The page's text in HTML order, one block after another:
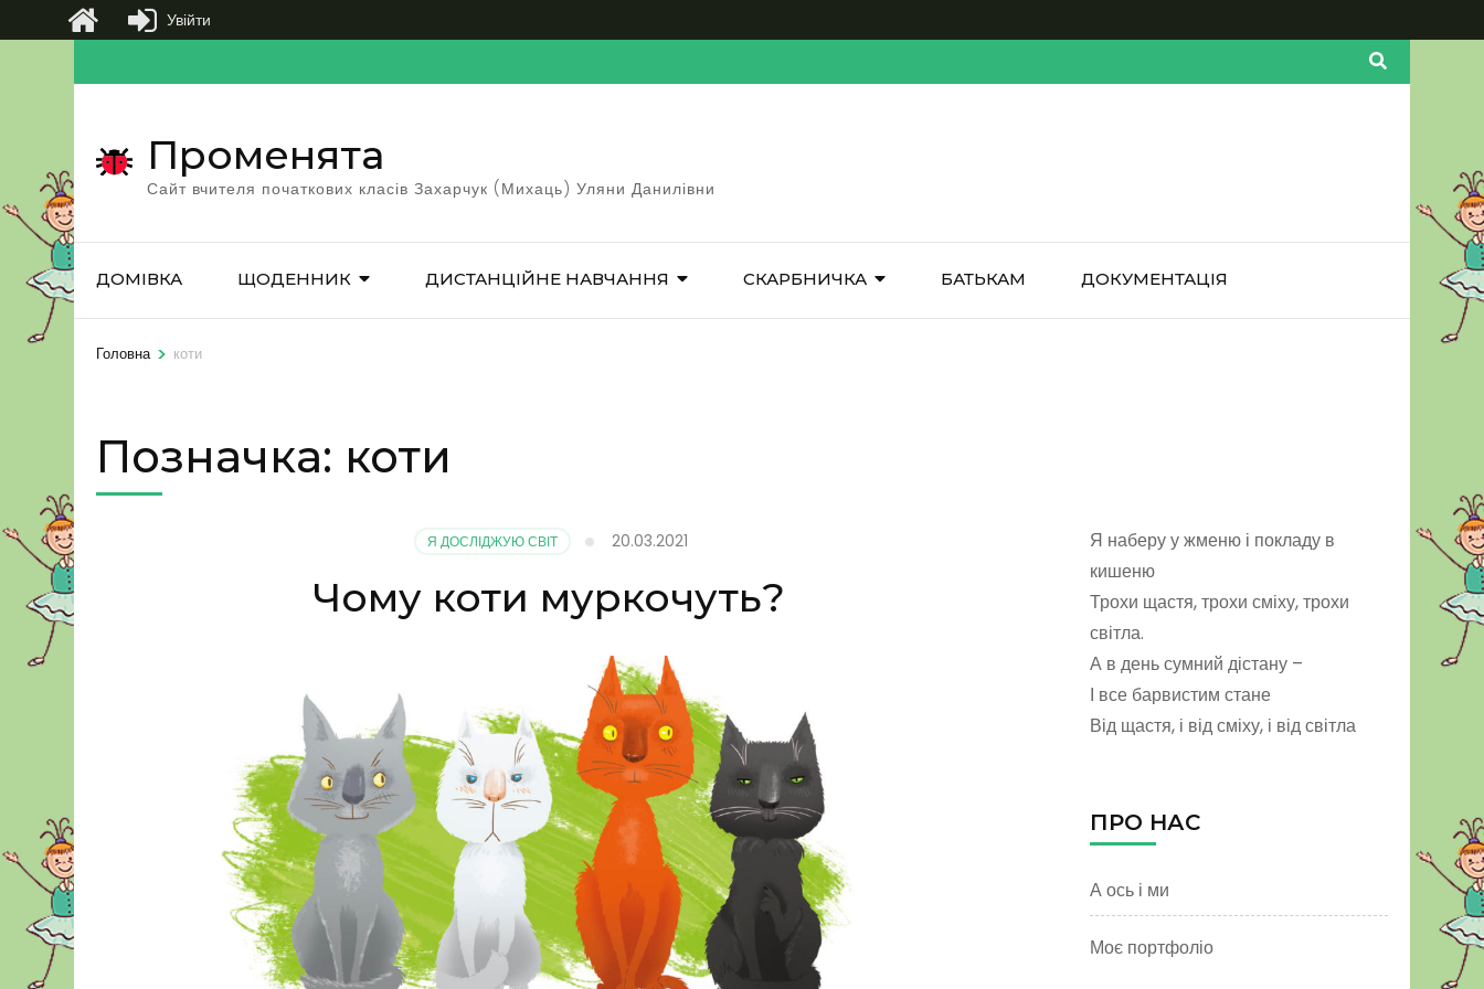
до
(натисніть
Enter)
Променята
Сайт вчителя початкових класів Захарчук (Михаць) Уляни Данилівни
ДОМІВКА ЩОДЕННИК ДИСТАНЦІЙНЕ НАВЧАННЯ СКАРБНИЧКА БАТЬКАМ ДОКУМЕНТАЦІЯ
Головна > коти
Позначка: коти
Я ДОСЛІДЖУЮ СВІТ 20.03.2021
Чому коти муркочуть?
Я наберу у жменю і покладу в
кишеню
Трохи щастя, трохи сміху, трохи
світла.
А в день сумний дістану –
І все барвистим стане
Від щастя, і від сміху, і від світла
ПРО НАС
А ось і ми
Моє портфоліо
Увійти